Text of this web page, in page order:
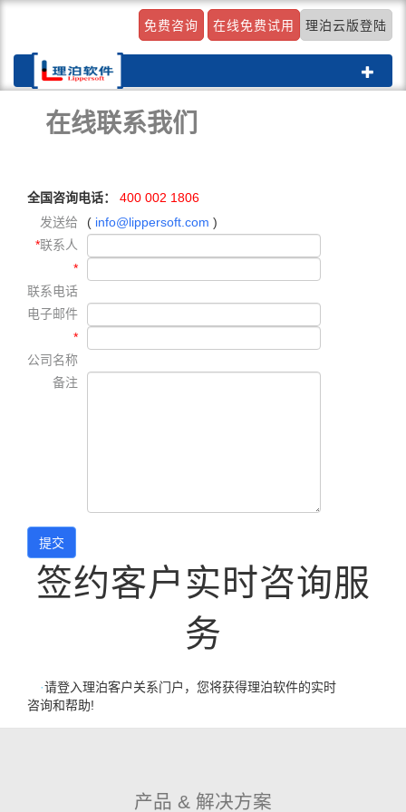
免费咨询 在线免费试用 理泊云版登陆
Toggle
在线联系我们
全国咨询电话：
400 002 1806
发送给
( info@lippersoft.com )
*联系人
*
联系电话
电子邮件
*
公司名称
备注
签约客户实时咨询服
务
·请登入理泊客户关系门户，您将获得理泊软件的实时
咨询和帮助!
产品 & 解决方案